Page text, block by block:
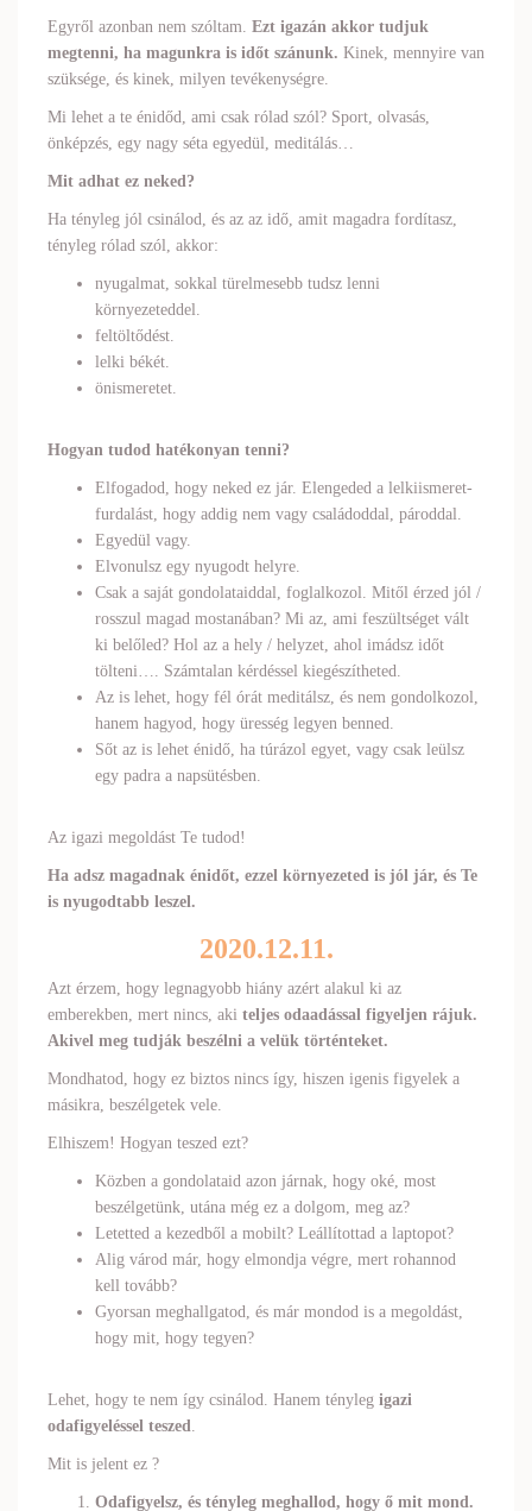
Egyről azonban nem szóltam. Ezt igazán akkor tudjuk
megtenni, ha magunkra is időt szánunk. Kinek, mennyire van
szüksége, és kinek, milyen tevékenységre.
Mi lehet a te énidőd, ami csak rólad szól? Sport, olvasás,
önképzés, egy nagy séta egyedül, meditálás…
Mit adhat ez neked?
Ha tényleg jól csinálod, és az az idő, amit magadra fordítasz,
tényleg rólad szól, akkor:
nyugalmat, sokkal türelmesebb tudsz lenni
környezeteddel.
feltöltődést.
lelki békét.
önismeretet.
Hogyan tudod hatékonyan tenni?
Elfogadod, hogy neked ez jár. Elengeded a lelkiismeret-
furdalást, hogy addig nem vagy családoddal, pároddal.
Egyedül vagy.
Elvonulsz egy nyugodt helyre.
Csak a saját gondolataiddal, foglalkozol. Mitől érzed jól /
rosszul magad mostanában? Mi az, ami feszültséget vált
ki belőled? Hol az a hely / helyzet, ahol imádsz időt
tölteni…. Számtalan kérdéssel kiegészítheted.
Az is lehet, hogy fél órát meditálsz, és nem gondolkozol,
hanem hagyod, hogy üresség legyen benned.
Sőt az is lehet énidő, ha túrázol egyet, vagy csak leülsz
egy padra a napsütésben.
Az igazi megoldást Te tudod!
Ha adsz magadnak énidőt, ezzel környezeted is jól jár, és Te
is nyugodtabb leszel.
2020.12.11.
Azt érzem, hogy legnagyobb hiány azért alakul ki az
emberekben, mert nincs, aki teljes odaadással figyeljen rájuk.
Akivel meg tudják beszélni a velük történteket.
Mondhatod, hogy ez biztos nincs így, hiszen igenis figyelek a
másikra, beszélgetek vele.
Elhiszem! Hogyan teszed ezt?
Közben a gondolataid azon járnak, hogy oké, most
beszélgetünk, utána még ez a dolgom, meg az?
Letetted a kezedből a mobilt? Leállítottad a laptopot?
Alig várod már, hogy elmondja végre, mert rohannod
kell tovább?
Gyorsan meghallgatod, és már mondod is a megoldást,
hogy mit, hogy tegyen?
Lehet, hogy te nem így csinálod. Hanem tényleg igazi
odafigyeléssel teszed.
Mit is jelent ez ?
Odafigyelsz, és tényleg meghallod, hogy ő mit mond.